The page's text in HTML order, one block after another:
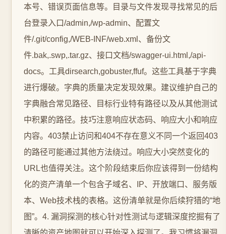
本号、错误页面信息等。目录与文件发现寻找常见的后
台登录入口/admin,/wp-admin、配置文
件/.git/config,/WEB-INF/web.xml、备份文
件.bak,.swp,.tar.gz、接口文档/swagger-ui.html,/api-
docs。工具dirsearch,gobuster,ffuf。这些工具基于字典
进行爆破。字典的质量决定发现效果。建议维护自己的
字典融合常见路径、目标行业特有路径以及从其他测试
中积累的路径。技巧注意响应状态码、响应大小和响应
内容。403禁止访问和404不存在意义不同一个返回403
的路径可能通过其他方法绕过。响应大小突然变化的
URL也值得关注。这个阶段结束后你应该得到一份结构
化的资产清单一个包含子域名、IP、开放端口、服务版
本、Web技术栈的表格。这份清单就是你后续狩猎的“地
图”。4. 漏洞探测的核心针对性测试与逻辑深度挖掘有了